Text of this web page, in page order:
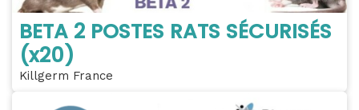
BETA 2 POSTES RATS SÉCURISÉS
(x20)
Killgerm France